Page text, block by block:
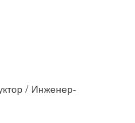
/ Инженер-